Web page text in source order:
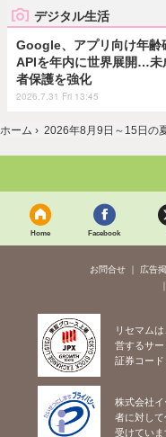
デジタル生活
Google、アプリ向け年齢
APIを年内に世界展開…未
者保護を強化
2026.7.31 Fri 13:45
ホーム › 2026年8月9日～15日の
Home Facebook
お問合せ 広告
リセマム
営するサー
証券コード
株式会社
者に対し
受けていま